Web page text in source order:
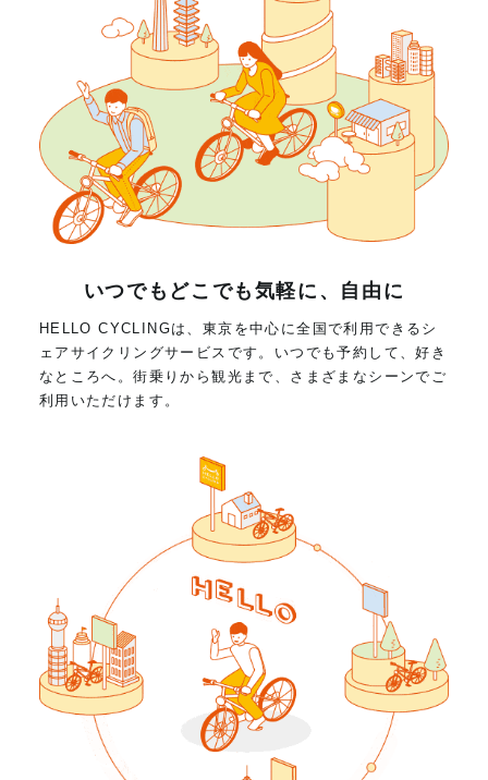
いつでもどこでも気軽に、自由に
HELLO CYCLINGは、東京を中心に全国で利用できるシ
ェアサイクリングサービスです。いつでも予約して、好き
なところへ。街乗りから観光まで、さまざまなシーンでご
利用いただけます。